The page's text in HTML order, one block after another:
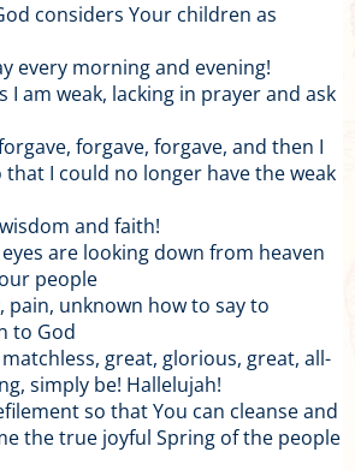
considers Your children as
every morning and evening!
I am weak, lacking in prayer and ask
forgave, forgave, and then I
I could no longer have the weak
and faith!
are looking down from heaven
people
pain, unknown how to say to
to God
great, glorious, great, all-
simply be! Hallelujah!
so that You can cleanse and
the true joyful Spring of the people